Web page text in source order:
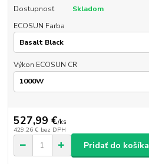
Dostupnosť
Skladom
ECOSUN Farba
Výkon ECOSUN CR
527,99 €/ks
429,26 € bez DPH
Pridať do košíka